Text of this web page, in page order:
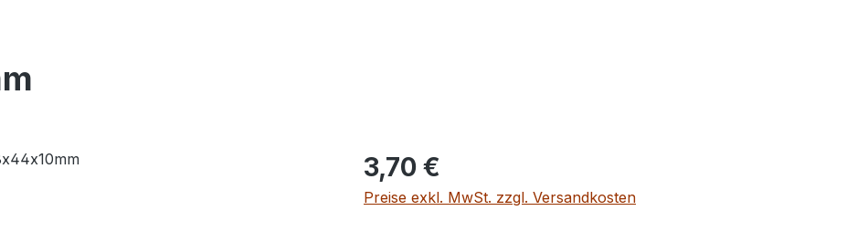
Regulärer Preis:
3,70 €
Preise exkl. MwSt. zzgl. Versandkosten